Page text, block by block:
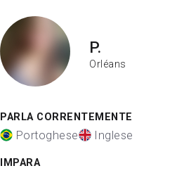
P.
Orléans
PARLA CORRENTEMENTE
Portoghese Inglese
IMPARA